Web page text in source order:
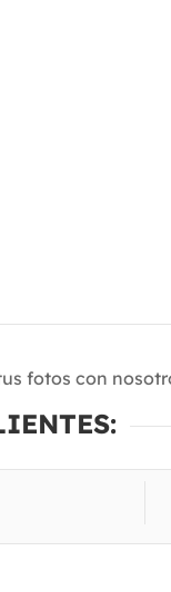
fotos con